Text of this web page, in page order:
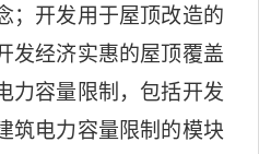
；开发用于屋顶改造的
发经济实惠的屋顶覆盖
力容量限制，包括开发
筑电力容量限制的模块